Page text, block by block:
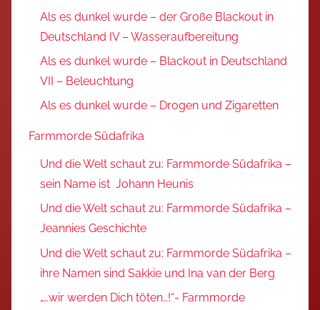
Als es dunkel wurde – der Große Blackout in
Deutschland IV – Wasseraufbereitung
Als es dunkel wurde – Blackout in Deutschland
VII – Beleuchtung
Als es dunkel wurde – Drogen und Zigaretten
Farmmorde Südafrika
Und die Welt schaut zu: Farmmorde Südafrika –
sein Name ist Johann Heunis
Und die Welt schaut zu: Farmmorde Südafrika –
Jeannies Geschichte
Und die Welt schaut zu: Farmmorde Südafrika –
ihre Namen sind Sakkie und Ina van der Berg
„…wir werden Dich töten…!“- Farmmorde